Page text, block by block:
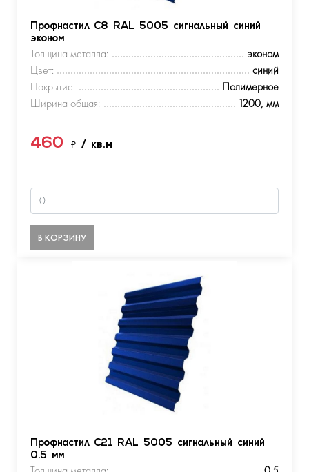
Профнастил С8 RAL 5005 сигнальный синий
эконом
Толщина металла:
эконом
Цвет:
синий
Покрытие:
Полимерное
Ширина общая:
1200, мм
460 ₽ / кв.м
В КОРЗИНУ
Профнастил С21 RAL 5005 сигнальный синий
0.5 мм